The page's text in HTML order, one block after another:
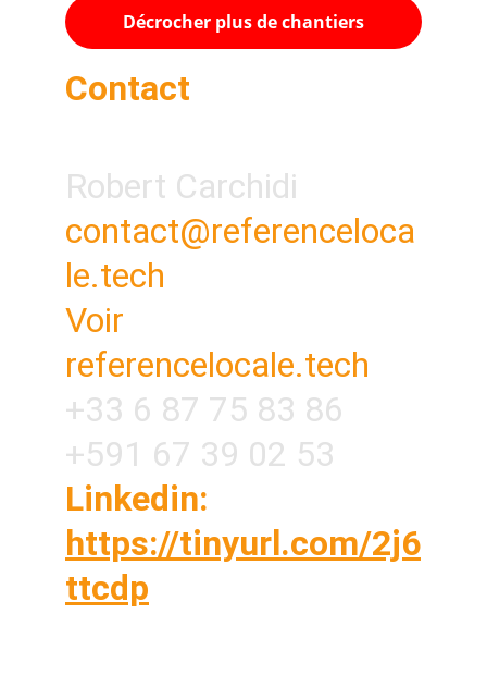
Décrocher plus de chantiers
Contact
Robert Carchidi
contact@referenceloca
le.tech
Voir
referencelocale.tech
+33 6 87 75 83 86
+591 67 39 02 53
Linkedin:
https://tinyurl.com/2j6
ttcdp